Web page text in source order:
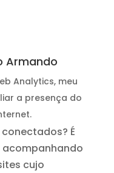
Armando
Analytics, meu
a presença do
É
acompanhando
cujo